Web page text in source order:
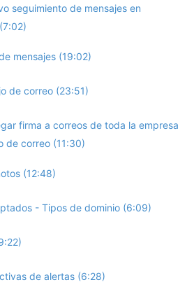
seguimiento de mensajes en
mensajes (19:02)
de correo (23:51)
firma a correos de toda la empresa
de correo (11:30)
(12:48)
- Tipos de dominio (6:09)
de alertas (6:28)